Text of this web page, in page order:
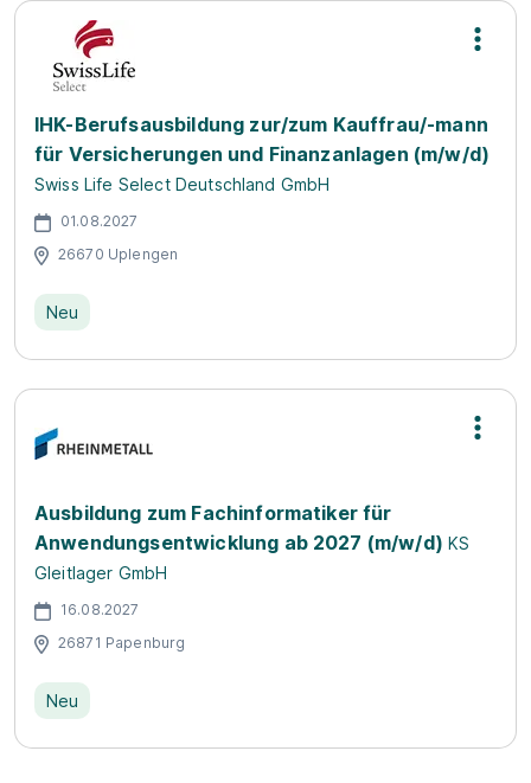
IHK-Berufsausbildung zur/zum Kauffrau/-mann
für Versicherungen und Finanzanlagen (m/w/d)
Swiss Life Select Deutschland GmbH
01.08.2027
26670 Uplengen
Neu
Ausbildung zum Fachinformatiker für
Anwendungsentwicklung ab 2027 (m/w/d) KS
Gleitlager GmbH
16.08.2027
26871 Papenburg
Neu